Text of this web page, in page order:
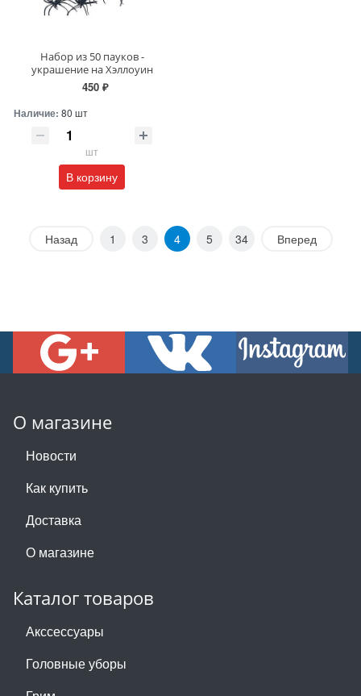
Набор из 50 пауков -
украшение на Хэллоуин
450 ₽
Наличие: 80 шт
шт
В корзину
Назад 1 3 4 5 34 Вперед
О магазине
Новости
Как купить
Доставка
О магазине
Каталог товаров
Акссессуары
Головные уборы